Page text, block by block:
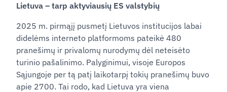
Lietuva – tarp aktyviausių ES valstybių
2025 m. pirmąjį pusmetį Lietuvos institucijos labai
didelėms interneto platformoms pateikė 480
pranešimų ir privalomų nurodymų dėl neteisėto
turinio pašalinimo. Palyginimui, visoje Europos
Sąjungoje per tą patį laikotarpį tokių pranešimų buvo
apie 2700. Tai rodo, kad Lietuva yra viena